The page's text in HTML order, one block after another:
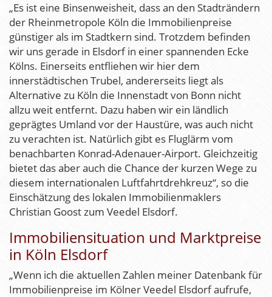
„Es ist eine Binsenweisheit, dass an den Stadträndern
der Rheinmetropole Köln die Immobilienpreise
günstiger als im Stadtkern sind. Trotzdem befinden
wir uns gerade in Elsdorf in einer spannenden Ecke
Kölns. Einerseits entfliehen wir hier dem
innerstädtischen Trubel, andererseits liegt als
Alternative zu Köln die Innenstadt von Bonn nicht
allzu weit entfernt. Dazu haben wir ein ländlich
geprägtes Umland vor der Haustüre, was auch nicht
zu verachten ist. Natürlich gibt es Fluglärm vom
benachbarten Konrad-Adenauer-Airport. Gleichzeitig
bietet das aber auch die Chance der kurzen Wege zu
diesem internationalen Luftfahrtdrehkreuz“, so die
Einschätzung des lokalen Immobilienmaklers
Christian Goost zum Veedel Elsdorf.
Immobiliensituation und Marktpreise
in Köln Elsdorf
„Wenn ich die aktuellen Zahlen meiner Datenbank für
Immobilienpreise im Kölner Veedel Elsdorf aufrufe,